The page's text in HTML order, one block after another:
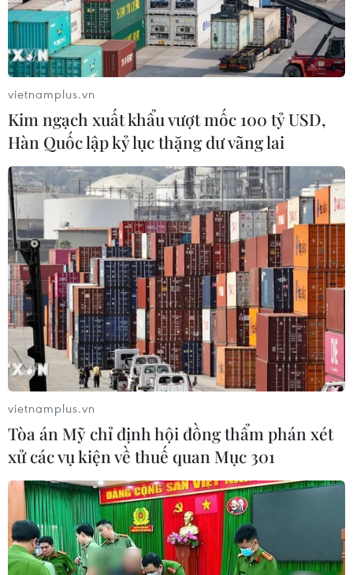
vietnamplus.vn
Kim ngạch xuất khẩu vượt mốc 100 tỷ USD,
Hàn Quốc lập kỷ lục thặng dư vãng lai
vietnamplus.vn
Tòa án Mỹ chỉ định hội đồng thẩm phán xét
xử các vụ kiện về thuế quan Mục 301